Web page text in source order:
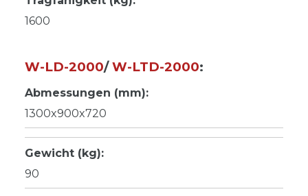
1600
W-LD-2000/W-LTD-2000:
Abmessungen (mm):
1300x900x720
Gewicht (kg):
90